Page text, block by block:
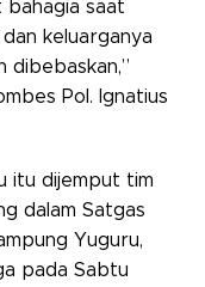
bahagia saat
keluarganya
dibebaskan,”
Pol. Ignatius
itu dijemput tim
dalam Satgas
Yuguru,
pada Sabtu